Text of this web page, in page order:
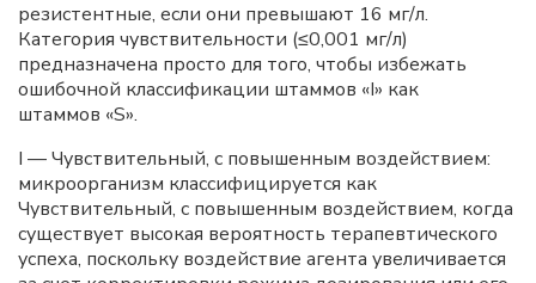
резистентные, если они превышают 16 мг/л.
Категория чувствительности (≤0,001 мг/л)
предназначена просто для того, чтобы избежать
ошибочной классификации штаммов «I» как
штаммов «S».
I — Чувствительный, с повышенным воздействием:
микроорганизм классифицируется как
Чувствительный, с повышенным воздействием, когда
существует высокая вероятность терапевтического
успеха, поскольку воздействие агента увеличивается